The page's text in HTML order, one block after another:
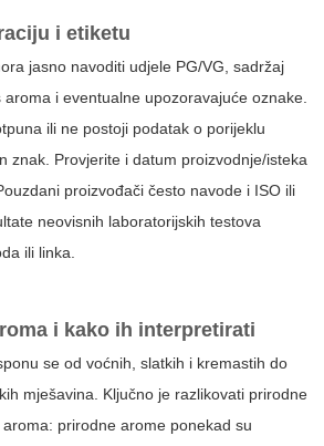
i etiketu
jasno navoditi udjele PG/VG, sadržaj
i eventualne upozoravajuće oznake.
ili ne postoji podatak o porijeklu
znak. Provjerite i datum proizvodnje/isteka
proizvođači često navode i ISO ili
neovisnih laboratorijskih testova
ili linka.
i kako ih interpretirati
se od voćnih, slatkih i kremastih do
mješavina. Ključno je razlikovati prirodne
prirodne arome ponekad su